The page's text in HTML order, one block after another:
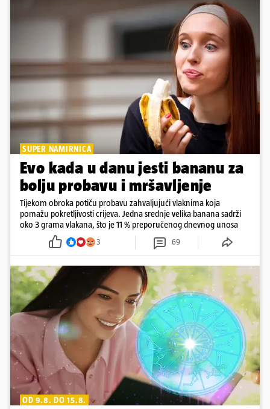
SUPER NAMIRNICA
Evo kada u danu jesti bananu za
bolju probavu i mršavljenje
Tijekom obroka potiču probavu zahvaljujući vlaknima koja
pomažu pokretljivosti crijeva. Jedna srednje velika banana sadrži
oko 3 grama vlakana, što je 11 % preporučenog dnevnog unosa
3 69
OD 9.8. DO 15.8.